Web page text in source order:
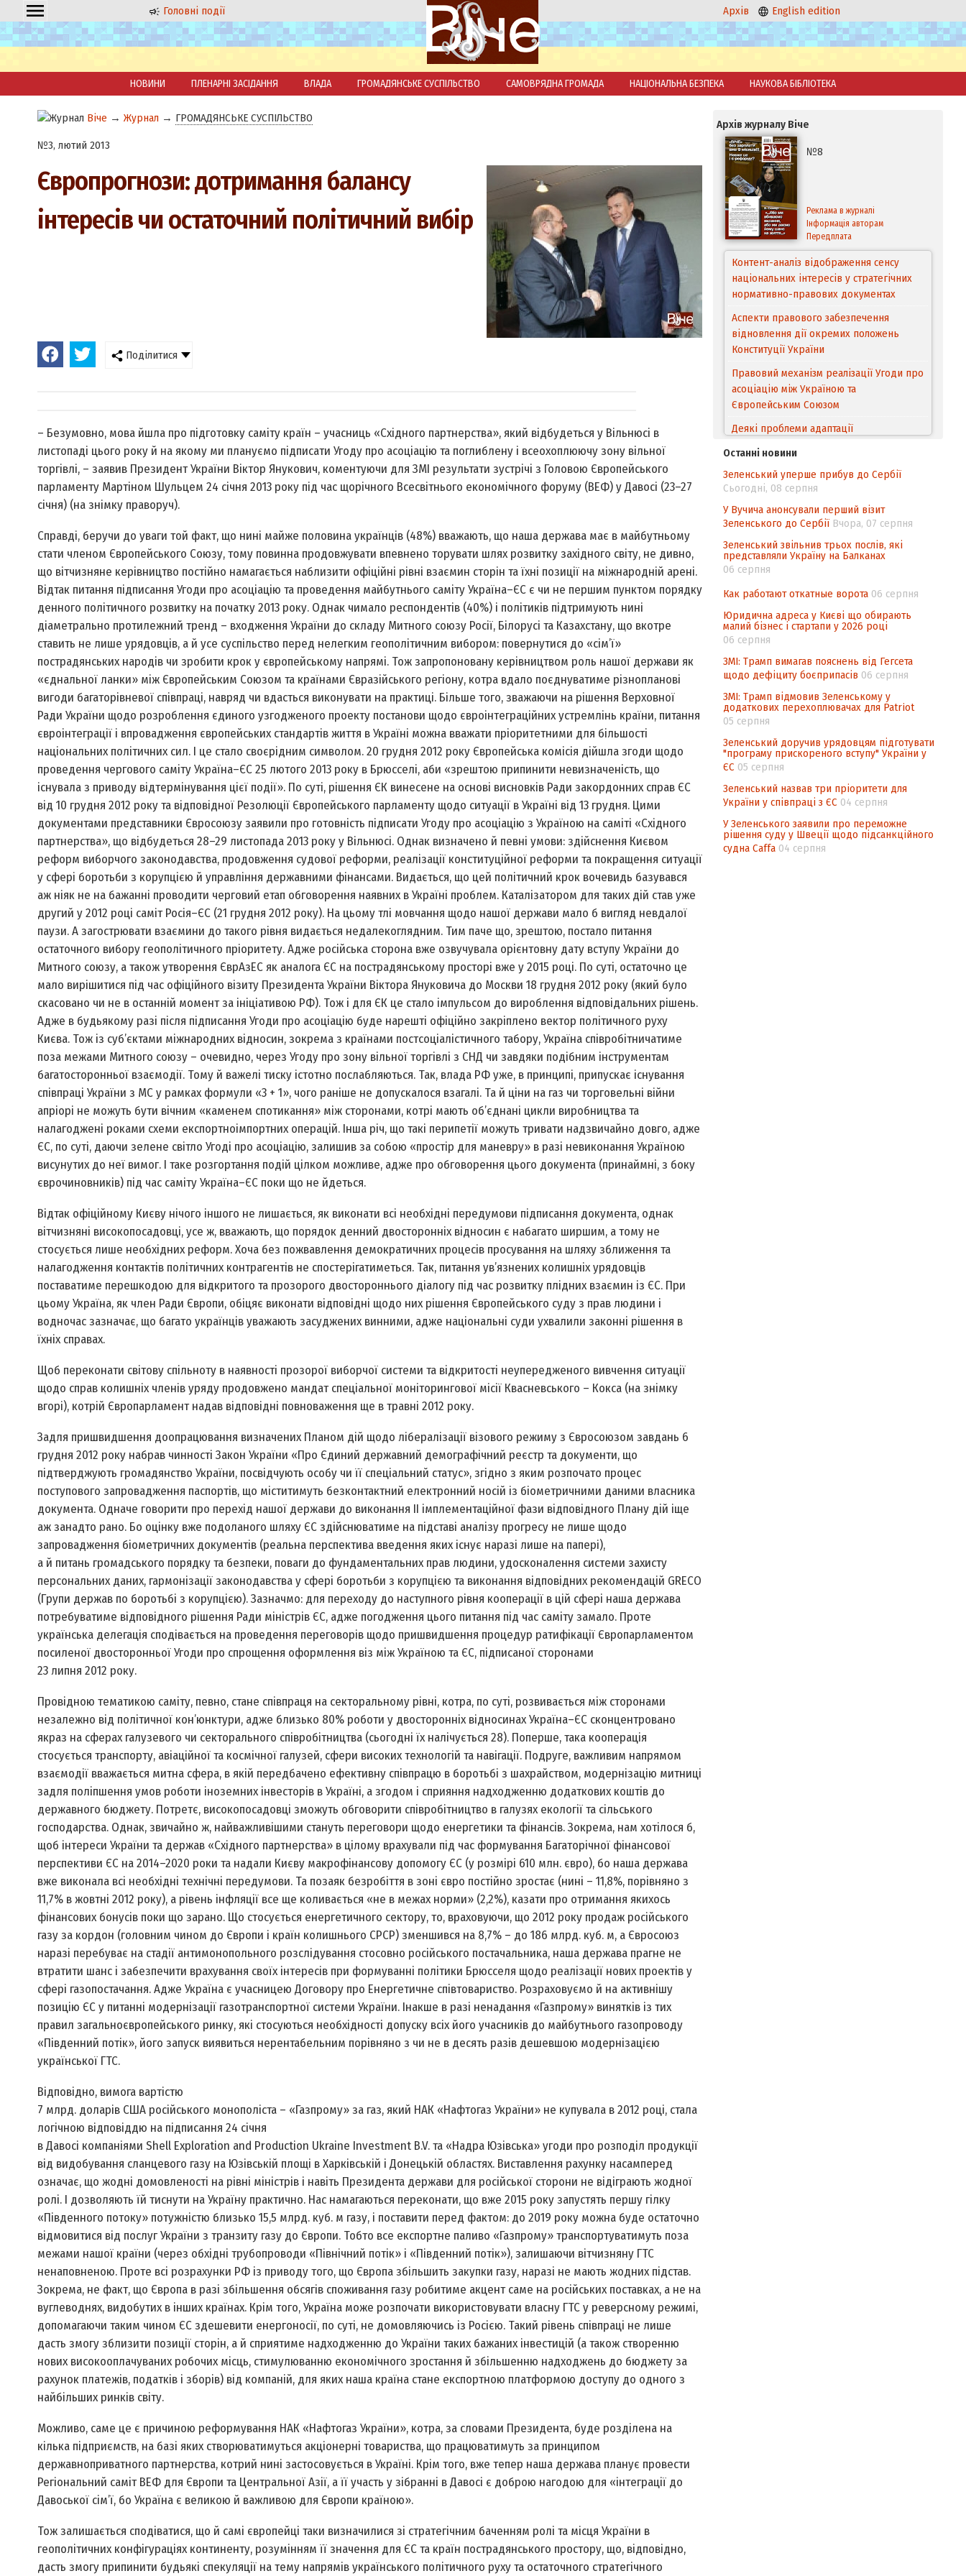
Головні події Архів English edition
НОВИНИ ПЛЕНАРНІ ЗАСІДАННЯ ВЛАДА ГРОМАДЯНСЬКЕ СУСПІЛЬСТВО САМОВРЯДНА ГРОМАДА НАЦІОНАЛЬНА БЕЗПЕКА НАУКОВА БІБЛІОТЕКА
Віче → Журнал → ГРОМАДЯНСЬКЕ СУСПІЛЬСТВО
№3, лютий 2013
Європрогнози: дотримання балансу
інтересів чи остаточний політичний вибір
Поділитися
– Безумовно, мова йшла про підготовку саміту країн – учасниць «Східного партнерства», який відбудеться у Вільнюсі в
листопаді цього року й на якому ми плануємо підписати Угоду про асоціацію та поглиблену і всеохоплюючу зону вільної
торгівлі, – заявив Президент України Віктор Янукович, коментуючи для ЗМІ результати зустрічі з Головою Європейського
парламенту Мартіном Шульцем 24 січня 2013 року під час щорічного Всесвітнього економічного форуму (ВЕФ) у Давосі (23–27
січня) (на знімку праворуч).
Справді, беручи до уваги той факт, що нині майже половина українців (48%) вважають, що наша держава має в майбутньому
стати членом Європейського Союзу, тому повинна продовжувати впевнено торувати шлях розвитку західного світу, не дивно,
що вітчизняне керівництво постійно намагається наблизити офіційні рівні взаємин сторін та їхні позиції на міжнародній арені.
Відтак питання підписання Угоди про асоціацію та проведення майбутнього саміту Україна–ЄС є чи не першим пунктом порядку
денного політичного розвитку на початку 2013 року. Однак чимало респондентів (40%) і політиків підтримують нині
діаметрально протилежний тренд – входження України до складу Митного союзу Росії, Білорусі та Казахстану, що вкотре
ставить не лише урядовців, а й усе суспільство перед нелегким геополітичним вибором: повернутися до «сім’ї»
пострадянських народів чи зробити крок у європейському напрямі. Тож запропоновану керівництвом роль нашої держави як
«єднальної ланки» між Європейським Союзом та країнами Євразійського регіону, котра вдало поєднуватиме різнопланові
вигоди багаторівневої співпраці, навряд чи вдасться виконувати на практиці. Більше того, зважаючи на рішення Верховної
Ради України щодо розроблення єдиного узгодженого проекту постанови щодо євроінтеграційних устремлінь країни, питання
євроінтеграції і впровадження європейських стандартів життя в Україні можна вважати пріоритетними для більшості
національних політичних сил. І це стало своєрідним символом. 20 грудня 2012 року Європейська комісія дійшла згоди щодо
проведення чергового саміту Україна–ЄС 25 лютого 2013 року в Брюсселі, аби «зрештою припинити невизначеність, що
існувала з приводу відтермінування цієї події». По суті, рішення ЄК винесене на основі висновків Ради закордонних справ ЄС
від 10 грудня 2012 року та відповідної Резолюції Європейського парламенту щодо ситуації в Україні від 13 грудня. Цими
документами представники Євросоюзу заявили про готовність підписати Угоду про асоціацію з Україною на саміті «Східного
партнерства», що відбудеться 28–29 листопада 2013 року у Вільнюсі. Однак визначено й певні умови: здійснення Києвом
реформ виборчого законодавства, продовження судової реформи, реалізації конституційної реформи та покращення ситуації
у сфері боротьби з корупцією й управління державними фінансами. Видається, що цей політичний крок вочевидь базувався
аж ніяк не на бажанні проводити черговий етап обговорення наявних в Україні проблем. Каталізатором для таких дій став уже
другий у 2012 році саміт Росія–ЄС (21 грудня 2012 року). На цьому тлі мовчання щодо нашої держави мало б вигляд невдалої
паузи. А загострювати взаємини до такого рівня видається недалекоглядним. Тим паче що, зрештою, постало питання
остаточного вибору геополітичного пріоритету. Адже російська сторона вже озвучувала орієнтовну дату вступу України до
Митного союзу, а також утворення ЄврАзЕС як аналога ЄС на пострадянському просторі вже у 2015 році. По суті, остаточно це
мало вирішитися під час офіційного візиту Президента України Віктора Януковича до Москви 18 грудня 2012 року (який було
скасовано чи не в останній момент за ініціативою РФ). Тож і для ЄК це стало імпульсом до вироблення відповідальних рішень.
Адже в будьякому разі після підписання Угоди про асоціацію буде нарешті офіційно закріп­лено вектор політичного руху
Києва. Тож із суб’єктами міжнародних відносин, зокрема з країнами постсоціалістичного табору, Україна співробітничатиме
поза межами Митного союзу – очевидно, через Угоду про зону вільної торгівлі з СНД чи завдяки подібним інструментам
багатосторонньої взаємодії. Тому й важелі тиску істотно послабляються. Так, влада РФ уже, в принципі, припускає існування
спів­праці України з МС у рамках формули «3 + 1», чого раніше не допускалося взагалі. Та й ціни на газ чи торговельні війни
апріорі не можуть бути вічним «каменем спотикання» між сторонами, котрі мають об’єднані цикли виробництва та
налагоджені роками схеми експортно­імпортних операцій. Інша річ, що такі перипетії можуть тривати надзвичайно довго, адже
ЄС, по суті, даючи зелене світло Угоді про асоціацію, залишив за собою «простір для маневру» в разі невиконання Україною
висунутих до неї вимог. І таке розгортання подій цілком можливе, адже про обговорення цього документа (принаймні, з боку
єврочиновників) під час саміту Україна–ЄС поки що не йдеться.
Відтак офіційному Києву нічого іншого не лишається, як виконати всі необхідні передумови підписання документа, однак
вітчизняні високопосадовці, усе ж, вважають, що порядок денний двосторонніх відносин є набагато ширшим, а тому не
стосується лише необхідних реформ. Хоча без пожвавлення демократичних процесів просування на шляху зближення та
налагодження контактів політичних контрагентів не спостерігатиметься. Так, питання ув’язнених колишніх урядовців
поставатиме перешкодою для відкритого та прозорого двостороннього діалогу під час розвитку плідних взаємин із ЄС. При
цьому Україна, як член Ради Європи, обіцяє виконати відповідні щодо них рішення Європейського суду з прав людини і
водночас зазначає, що багато українців уважають засуд­жених винними, адже національні суди ухвалили законні рішення в
їхніх справах.
Щоб переконати світову спільноту в наявності прозорої виборчої системи та відкритості неупередженого вивчення ситуації
щодо справ колишніх членів уряду продовжено мандат спеціальної моніторингової місії Квасневського – Кокса (на знімку
вгорі), котрій Європарламент надав відповідні пов­новаження ще в травні 2012 року.
Задля пришвидшення доопрацювання визначених Планом дій щодо лібералізації візового режиму з Євросоюзом завдань 6
грудня 2012 року набрав чинності Закон України «Про Єдиний державний демографічний реєстр та документи, що
підтверджують громадянство України, посвідчують особу чи її спеціальний статус», згідно з яким розпочато процес
поступового запровадження паспортів, що міститимуть безконтактний електронний носій із біометричними даними власника
документа. Одначе говорити про перехід нашої держави до виконання ІІ імплементаційної фази відповідного Плану дій іще
аж занадто рано. Бо оцінку вже подоланого шляху ЄС здійснюватиме на підставі аналізу прогресу не лише щодо
запровадження біометричних документів (реальна перспектива введення яких існує наразі лише на папері),
а й питань громадського порядку та безпеки, поваги до фундаментальних прав людини, удосконалення системи захисту
персональних даних, гармонізації законодавства у сфері боротьби з корупцією та виконання відповідних рекомендацій GRECO
(Групи держав по боротьбі з корупцією). Зазначмо: для переходу до наступного рівня кооперації в цій сфері наша держава
потребуватиме відповідного рішення Ради міністрів ЄС, адже погодження цього питання під час саміту замало. Проте
українська делегація сподівається на проведення переговорів щодо пришвидшення процедур ратифікації Європарламентом
посиленої двосторонньої Угоди про спрощення оформлення віз між Україною та ЄС, підписаної сторонами
23 липня 2012 року.
Провідною тематикою саміту, певно, стане співпраця на секторальному рівні, котра, по суті, розвивається між сторонами
незалежно від політичної кон’юнктури, адже близько 80% роботи у двосторонніх відносинах Україна–ЄС сконцентровано
якраз на сферах галузевого чи секторального співробітництва (сьогодні їх налічується 28). По­перше, така кооперація
стосується транспорту, авіаційної та космічної галузей, сфери високих технологій та навігації. По­друге, важливим напрямом
взаємодії вважається митна сфера, в якій передбачено ефективну співпрацю в боротьбі з шахрайством, модернізацію митниці
задля поліпшення умов роботи іноземних інвесторів в Україні, а згодом і сприяння надходженню додаткових кош­тів до
державного бюджету. По­третє, високопосадовці зможуть обговорити співробітництво в галузях екології та сільського
господарства. Однак, звичайно ж, найважливішими стануть переговори щодо енергетики та фінансів. Зокрема, нам хотілося б,
щоб інтереси України та держав «Східного партнерства» в цілому врахували під час формування Багаторічної фінансової
перспективи ЄС на 2014–2020 роки та надали Києву макрофінансову допомогу ЄС (у розмірі 610 млн. євро), бо наша держава
вже виконала всі необхідні технічні передумови. Та позаяк безробіття в зоні євро постійно зростає (нині – 11,8%, порівняно з
11,7% в жовтні 2012 року), а рівень інфляції все ще коливається «не в межах норми» (2,2%), казати про отримання якихось
фінансових бонусів поки що зарано. Що стосується енергетичного сектору, то, враховуючи, що 2012 року продаж російського
газу за кордон (головним чином до Європи і країн колишнього СРСР) зменшився на 8,7% – до 186 млрд. куб. м, а Євросоюз
наразі перебуває на стадії антимонопольного розслідування стосовно російського постачальника, наша держава прагне не
втратити шанс і забезпечити врахування своїх інте­ресів при формуванні політики Брюсселя щодо реалізації нових проектів у
сфері газопостачання. Адже Україна є учасницею Договору про Енергетичне співтовариство. Розраховуємо й на активнішу
позицію ЄС у питанні модернізації газотранспортної системи України. Інакше в разі ненадання «Газпрому» винятків із тих
правил загальноєвропейського ринку, які стосуються необхідності допуску всіх його учасників до майбутнього газопроводу
«Південний потік», його запуск виявиться нерентабельним порівняно з чи не в десять разів дешевшою модернізацією
української ГТС.
Відповідно, вимога вартістю
7 млрд. доларів США російського монополіста – «Газпрому» за газ, який НАК «Нафтогаз України» не купувала в 2012 році, стала
логічною відповіддю на підписання 24 січня
в Давосі компаніями Shell Exploration and Production Ukraine Investment B.V. та «Надра Юзівська» угоди про розподіл продукції
від видобування сланцевого газу на Юзівській площі в Харківській і Донецькій областях. Виставлення рахунку насамперед
означає, що жодні домовленості на рівні міністрів і навіть Президента держави для російської сторони не відіграють жодної
ролі. І дозволяють їй тиснути на Україну практично. Нас намагаються переконати, що вже 2015 року запустять першу гілку
«Південного потоку» потужністю близько 15,5 млрд. куб. м газу, і поставити перед фактом: до 2019 року можна буде остаточно
відмовитися від послуг України з транзиту газу до Європи. Тобто все експортне паливо «Газпрому» транспортуватимуть поза
межами нашої країни (через обхідні трубопроводи «Північний потік» і «Південний потік»), залишаючи вітчизняну ГТС
ненаповненою. Проте всі розрахунки РФ із приводу того, що Європа збільшить закупки газу, наразі не мають жодних підстав.
Зокрема, не факт, що Європа в разі збільшення обсягів споживання газу робитиме акцент саме на російських поставках, а не на
вуглеводнях, видобутих в інших країнах. Крім того, Україна може розпочати використовувати власну ГТС у реверсному режимі,
допомагаючи таким чином ЄС здешевити енергоносії, по суті, не домовляючись із Росією. Такий рівень спів­праці не лише
дасть змогу зблизити позиції сторін, а й сприятиме надходженню до України таких бажаних інвестицій (а також створенню
нових високооплачуваних робочих місць, стимулюванню економічного зростання й збільшенню надходжень до бюджету за
рахунок платежів, податків і зборів) від компаній, для яких наша країна стане експортною платформою доступу до одного з
найбільших ринків світу.
Можливо, саме це є причиною реформування НАК «Нафтогаз України», котра, за словами Президента, буде розділена на
кілька підприємств, на базі яких створюватимуться акціонерні товариства, що працюватимуть за принципом
державноприватного партнерства, котрий нині застосовується в Україні. Крім того, вже тепер наша держава планує провести
Регіональний саміт ВЕФ для Європи та Центральної Азії, а її участь у зібранні в Давосі є доб­рою нагодою для «інтеграції до
Давоської сім’ї, бо Україна є великою й важливою для Європи країною».
Тож залишається сподіватися, що й самі європейці таки визначилися зі стратегічним баченням ролі та місця України в
геополітичних конфігураціях континенту, розумінням її значення для ЄС та країн пострадянського простору, що, відповідно,
дасть змогу припинити будьякі спекуляції на тему напрямів українського політичного руху та остаточного стратегічного
Архів журналу Віче
№8
Реклама в журналі
Інформація авторам
Передплата
Контент-аналіз відображення сенсу
національних інтересів у стратегічних
нормативно-правових документах
Аспекти правового забезпечення
відновлення дії окремих положень
Конституції України
Правовий механізм реалізації Угоди про
асоціацію між Україною та
Європейським Cоюзом
Деякі проблеми адаптації
походження товарів відповідно до
Угоди про торговельні аспекти прав
інтелектуальної власності (TRIPS) у
контексті євроінтеграції
Аналіз виборчого законодавства щодо
невизначеності механізму повторного
підрахунку голосів виборців
Інформаційна безпека суспільства
Останні новини
Зеленський уперше прибув до Сербії
Сьогодні, 08 серпня
У Вучича анонсували перший візит
Зеленського до Сербії Вчора, 07 серпня
Зеленський звільнив трьох послів, які
представляли Україну на Балканах
06 серпня
Как работают откатные ворота 06 серпня
Юридична адреса у Києві що обирають
малий бізнес і стартапи у 2026 році
06 серпня
ЗМІ: Трамп вимагав пояснень від Гегсета
щодо дефіциту боєприпасів 06 серпня
ЗМІ: Трамп відмовив Зеленському у
додаткових перехоплювачах для Patriot
05 серпня
Зеленський доручив урядовцям підготувати
"програму прискореного вступу" України у
ЄС 05 серпня
Зеленський назвав три пріоритети для
України у співпраці з ЄС 04 серпня
У Зеленського заявили про переможне
рішення суду у Швеції щодо підсанкційного
судна Caffa 04 серпня